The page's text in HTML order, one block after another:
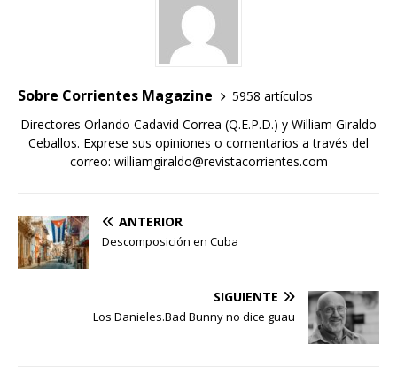
Sobre Corrientes Magazine
5958 artículos
Directores Orlando Cadavid Correa (Q.E.P.D.) y William Giraldo
Ceballos. Exprese sus opiniones o comentarios a través del
correo: williamgiraldo@revistacorrientes.com
ANTERIOR
Descomposición en Cuba
SIGUIENTE
Los Danieles.Bad Bunny no dice guau